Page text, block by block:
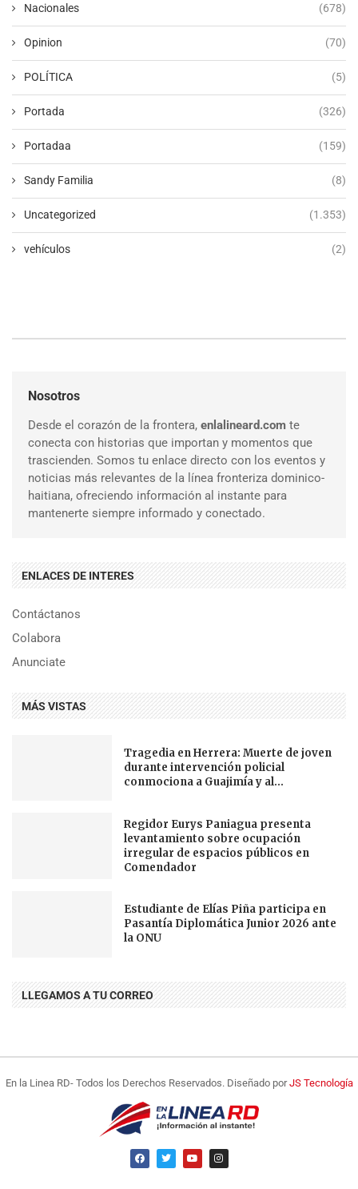
Nacionales (678)
Opinion (70)
POLÍTICA (5)
Portada (326)
Portadaa (159)
Sandy Familia (8)
Uncategorized (1.353)
vehículos (2)
Nosotros
Desde el corazón de la frontera, enlalineard.com te
conecta con historias que importan y momentos que
trascienden. Somos tu enlace directo con los eventos y
noticias más relevantes de la línea fronteriza dominico-
haitiana, ofreciendo información al instante para
mantenerte siempre informado y conectado.
ENLACES DE INTERES
Contáctanos
Colabora
Anunciate
MÁS VISTAS
Tragedia en Herrera: Muerte de joven
durante intervención policial
conmociona a Guajimía y al...
Regidor Eurys Paniagua presenta
levantamiento sobre ocupación
irregular de espacios públicos en
Comendador
Estudiante de Elías Piña participa en
Pasantía Diplomática Junior 2026 ante
la ONU
LLEGAMOS A TU CORREO
En la Linea RD- Todos los Derechos Reservados. Diseñado porJS Tecnología